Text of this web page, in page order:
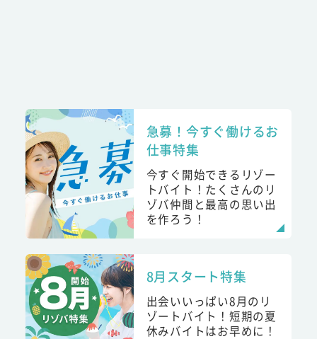
急募！今すぐ働けるお
仕事特集
今すぐ開始できるリゾー
トバイト！たくさんのリ
ゾバ仲間と最高の思い出
を作ろう！
8月スタート特集
出会いいっぱい8月のリ
ゾートバイト！短期の夏
休みバイトはお早めに！